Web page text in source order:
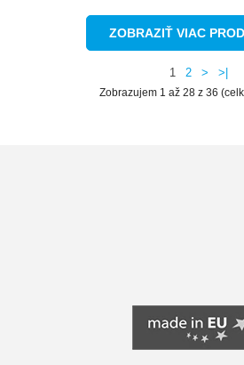
ZOBRAZIŤ VIAC
1 2 > >|
Zobrazujem 1 až 28 z 36